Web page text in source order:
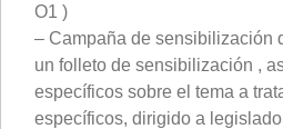
O1 )
– Campaña de sensibilización
un folleto de sensibilización ,
específicos sobre el tema a
específicos, dirigido a